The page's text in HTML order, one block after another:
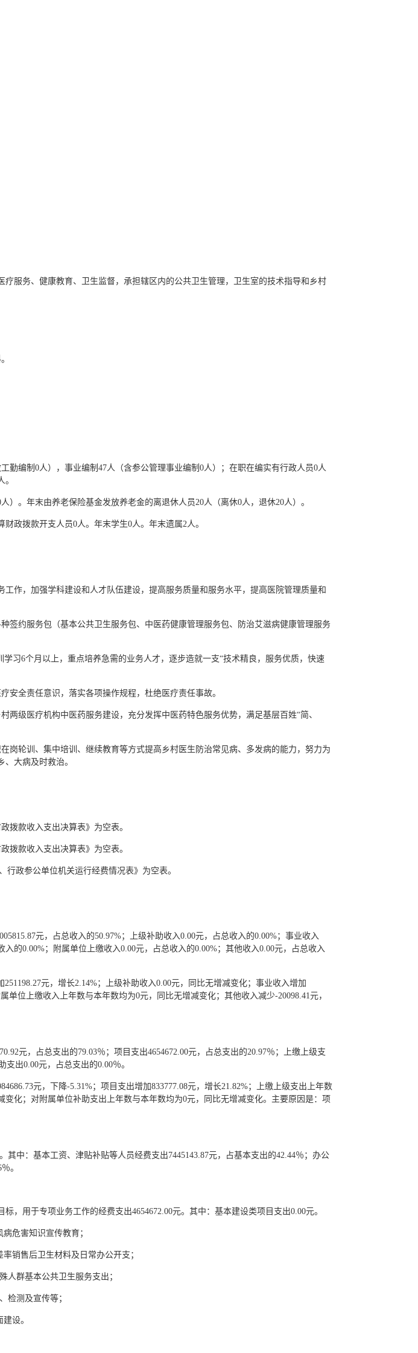
服务、健康教育、卫生监督，承担辖区内的公共卫生管理，卫生室的技术指导和乡村
勤编制0人），事业编制47人（含参公管理事业编制0人）；在职在编实有行政人员0人
。年末由养老保险基金发放养老金的离退休人员20人（离休0人，退休20人）。
政拨款开支人员0人。年末学生0人。年末遗属2人。
作，加强学科建设和人才队伍建设，提高服务质量和服务水平，提高医院管理质量和
签约服务包（基本公共卫生服务包、中医药健康管理服务包、防治艾滋病健康管理服务
习6个月以上，重点培养急需的业务人才，逐步造就一支“技术精良，服务优质，快速
安全责任意识，落实各项操作规程，杜绝医疗责任事故。
级医疗机构中医药服务建设，充分发挥中医药特色服务优势，满足基层百姓“简、
岗轮训、集中培训、继续教育等方式提高乡村医生防治常见病、多发病的能力，努力为
大病及时救治。
拨款收入支出决算表》为空表。
拨款收入支出决算表》为空表。
行政参公单位机关运行经费情况表》为空表。
元，占总收入的50.97%；上级补助收入0.00元，占总收入的0.00%；事业收入
的0.00%；附属单位上缴收入0.00元，占总收入的0.00%；其他收入0.00元，占总收入
元，增长2.14%；上级补助收入0.00元，同比无增减变化；事业收入增加
位上缴收入上年数与本年数均为0元，同比无增减变化；其他收入减少-20098.41元，
元，占总支出的79.03％；项目支出4654672.00元，占总支出的20.97％；上缴上级支
出0.00元，占总支出的0.00％。
元，下降-5.31%；项目支出增加833777.08元，增长21.82%；上缴上级支出上年数
化；对附属单位补助支出上年数与本年数均为0元，同比无增减变化。主要原因是：项
中：基本工资、津贴补贴等人员经费支出7445143.87元，占基本支出的42.44％；办公
。
，用于专项业务工作的经费支出4654672.00元。其中：基本建设类项目支出0.00元。
危害知识宣传教育；
销售后卫生材料及日常办公开支；
人群基本公共卫生服务支出；
检测及宣传等；
设。